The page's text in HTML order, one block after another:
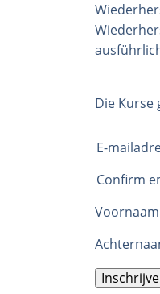
Die Kurse
E-
E-
Confirm
Voornaam